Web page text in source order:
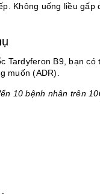
Không uống liều gấp
Tardyferon B9, bạn có
muốn (ADR).
10 bệnh nhân trên